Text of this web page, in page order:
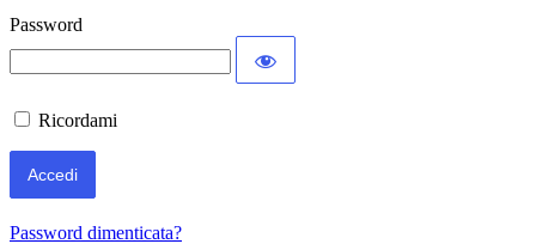
Password
Ricordami
Password dimenticata?